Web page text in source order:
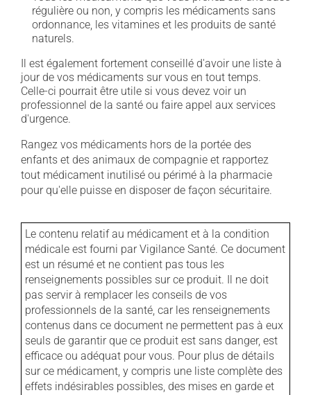
régulière ou non, y compris les médicaments sans
ordonnance, les vitamines et les produits de santé
naturels.
Il est également fortement conseillé d'avoir une liste à
jour de vos médicaments sur vous en tout temps.
Celle-ci pourrait être utile si vous devez voir un
professionnel de la santé ou faire appel aux services
d'urgence.
Rangez vos médicaments hors de la portée des
enfants et des animaux de compagnie et rapportez
tout médicament inutilisé ou périmé à la pharmacie
pour qu'elle puisse en disposer de façon sécuritaire.
Le contenu relatif au médicament et à la condition
médicale est fourni par Vigilance Santé. Ce document
est un résumé et ne contient pas tous les
renseignements possibles sur ce produit. Il ne doit
pas servir à remplacer les conseils de vos
professionnels de la santé, car les renseignements
contenus dans ce document ne permettent pas à eux
seuls de garantir que ce produit est sans danger, est
efficace ou adéquat pour vous. Pour plus de détails
sur ce médicament, y compris une liste complète des
effets indésirables possibles, des mises en garde et